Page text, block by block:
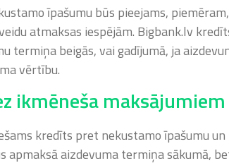
īpašumu būs pieejams,
atmaksas iespējām. Bigbank.lv
termiņa beigās, vai gadījumā, ja
vērtību.
ikmēneša maksājumiem
kredīts pret nekustamo īpašumu
apmaksā aizdevuma termiņa sākumā,